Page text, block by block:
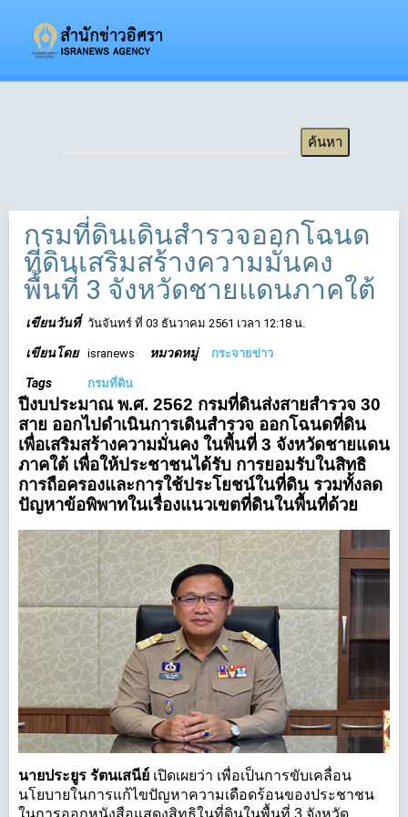
กรมที่ดินเดินสำรวจออกโฉนด
ที่ดินเสริมสร้างความมั่นคง
พื้นที่ 3 จังหวัดชายแดนภาคใต้
เขียนวันที่ วันจันทร์ ที่ 03 ธันวาคม 2561 เวลา 12:18 น.
เขียนโดย isranews หมวดหมู่ กระจายข่าว
Tags กรมที่ดิน
ปีงบประมาณ พ.ศ. 2562 กรมที่ดินส่งสายสำรวจ 30
สาย ออกไปดำเนินการเดินสำรวจ ออกโฉนดที่ดิน
เพื่อเสริมสร้างความมั่นคง ในพื้นที่ 3 จังหวัดชายแดน
ภาคใต้ เพื่อให้ประชาชนได้รับ การยอมรับในสิทธิ
การถือครองและการใช้ประโยชน์ในที่ดิน รวมทั้งลด
ปัญหาข้อพิพาทในเรื่องแนวเขตที่ดินในพื้นที่ด้วย
นายประยูร รัตนเสนีย์ เปิดเผยว่า เพื่อเป็นการขับเคลื่อน
นโยบายในการแก้ไขปัญหาความเดือดร้อนของประชาชน
ในการออกหนังสือแสดงสิทธิในที่ดินในพื้นที่ 3 จังหวัด